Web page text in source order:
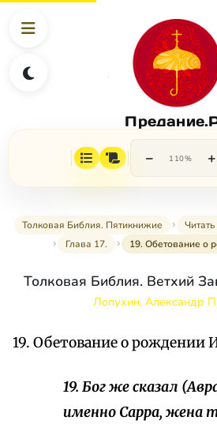
− 110% +
Толковая Библия. Пятикнижие
Глава 17.
19. Обетование о
Толковая Библия. Ветхий
Лопухин, Александр
19. Обетование о рождении
19. Бог же сказал
именно Сарра, жена